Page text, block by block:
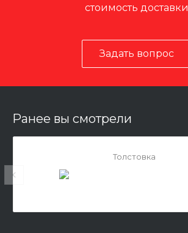
стоимость доставки
Задать вопрос
Ранее вы смотрели
Толстовка